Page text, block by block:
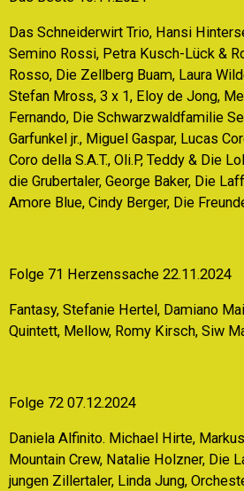
Das Schneiderwirt Trio, Hansi
Semino Rossi, Petra Kusch-Lück &
Rosso, Die Zellberg Buam, Laura
Stefan Mross, 3 x 1, Eloy de Jong,
Fernando, Die Schwarzwaldfamilie
Garfunkel jr., Miguel Gaspar, Lucas
Coro della S.A.T., Oli.P, Teddy & Die
die Grubertaler, George Baker, Die
Amore Blue, Cindy Berger, Die
Folge 71 Herzenssache 22.11.2024
Fantasy, Stefanie Hertel, Damiano
Quintett, Mellow, Romy Kirsch, Siw
Folge 72 07.12.2024
Daniela Alfinito. Michael Hirte,
Mountain Crew, Natalie Holzner, Die
jungen Zillertaler, Linda Jung,